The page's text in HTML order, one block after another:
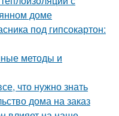
доме
под гипсокартон:
методы и
что нужно знать
дома на заказ